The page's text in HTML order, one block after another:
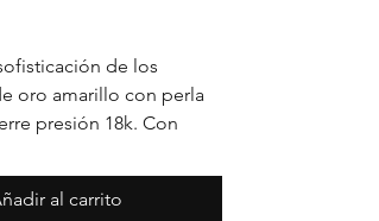
de los
oro amarillo con perla
presión 18k. Con
para realzar tu
ocasión
al carrito